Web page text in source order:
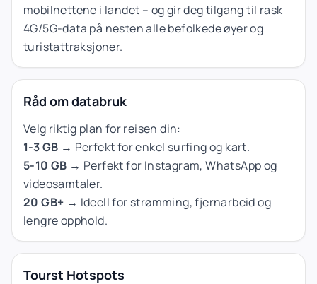
mobilnettene i landet – og gir deg tilgang til rask
4G/5G-data på nesten alle befolkede øyer og
turistattraksjoner.
Råd om databruk
Velg riktig plan for reisen din:
1-3 GB → Perfekt for enkel surfing og kart.
5-10 GB → Perfekt for Instagram, WhatsApp og
videosamtaler.
20 GB+ → Ideell for strømming, fjernarbeid og
lengre opphold.
Tourst Hotspots